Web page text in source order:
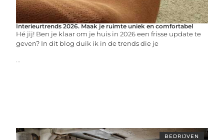
Interieurtrends 2026. Maak je ruimte uniek en comfortabel
Hé jij! Ben je klaar om je huis in 2026 een frisse update te
geven? In dit blog duik ik in de trends die je
...
BEDRIJVEN